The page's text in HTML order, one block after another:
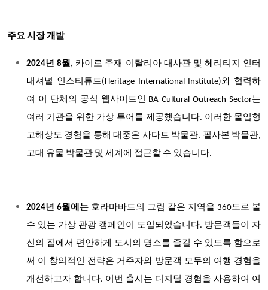
주요 시장 개발
2024년 8월, 카이로 주재 이탈리아 대사관 및 헤리티지 인터
내셔널 인스티튜트(Heritage International Institute)와 협력하
여 이 단체의 공식 웹사이트인 BA Cultural Outreach Sector는
여러 기관을 위한 가상 투어를 제공했습니다. 이러한 몰입형
고해상도 경험을 통해 대중은 사다트 박물관, 필사본 박물관,
고대 유물 박물관 및 세계에 접근할 수 있습니다.
2024년 6월에는 호라마바드의 그림 같은 지역을 360도로 볼
수 있는 가상 관광 캠페인이 도입되었습니다. 방문객들이 자
신의 집에서 편안하게 도시의 명소를 즐길 수 있도록 함으로
써 이 창의적인 전략은 거주자와 방문객 모두의 여행 경험을
개선하고자 합니다. 이번 출시는 디지털 경험을 사용하여 여